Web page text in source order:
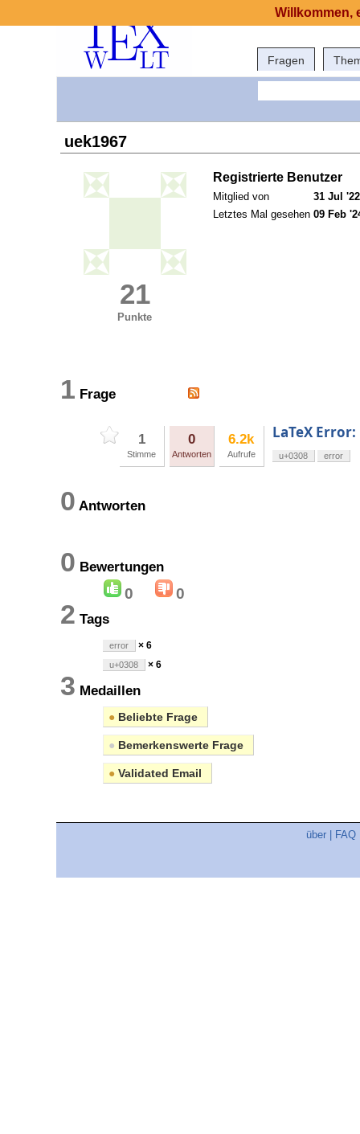
Fragen
uek1967
21
Punkte
Registrierte Benutzer
Mitglied von
31 Jul
Letztes Mal gesehen 09 Feb
1 Frage
1
Stimme
0
Antworten
6.2k
Aufrufe
LaTeX
u+0308 error
0 Antworten
0 Bewertungen
0 0
2 Tags
error × 6
u+0308 × 6
3 Medaillen
● Beliebte Frage
● Bemerkenswerte Frage
● Validated Email
über FAQ
Willkommen,